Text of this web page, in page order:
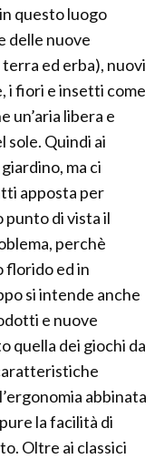
questo luogo
delle nuove
ed erba), nuovi
i fiori e insetti come
un’aria libera e
sole. Quindi ai
ma ci
apposta per
di vista il
perchè
florido ed in
si intende anche
e nuove
quella dei giochi da
abbinata
la facilità di
Oltre ai classici